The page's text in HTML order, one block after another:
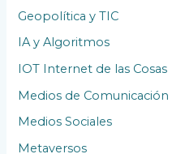
Geopolítica y TIC
IA y Algoritmos
IOT Internet de las Cosas
Medios de Comunicación
Medios Sociales
Metaversos